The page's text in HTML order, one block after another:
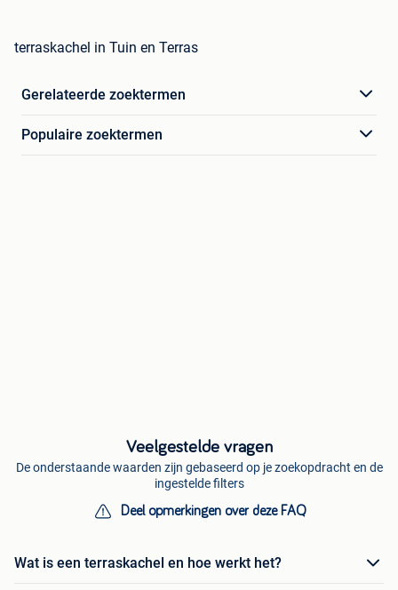
terraskachel in Tuin en Terras
Gerelateerde zoektermen
Populaire zoektermen
Veelgestelde vragen
De onderstaande waarden zijn gebaseerd op je zoekopdracht en de
ingestelde filters
Deel opmerkingen over deze FAQ
Wat is een terraskachel en hoe werkt het?